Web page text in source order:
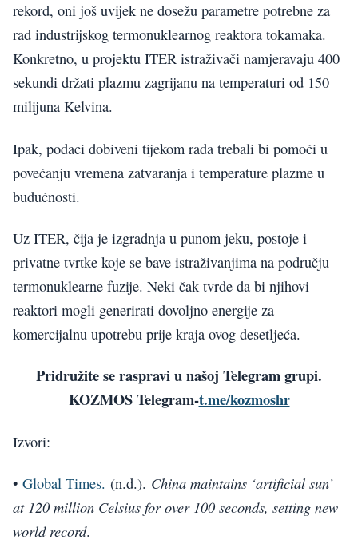
rekord, oni još uvijek ne dosežu parametre potrebne za
rad industrijskog termonuklearnog reaktora tokamaka.
Konkretno, u projektu ITER istraživači namjeravaju 400
sekundi držati plazmu zagrijanu na temperaturi od 150
milijuna Kelvina.
Ipak, podaci dobiveni tijekom rada trebali bi pomoći u
povećanju vremena zatvaranja i temperature plazme u
budućnosti.
Uz ITER, čija je izgradnja u punom jeku, postoje i
privatne tvrtke koje se bave istraživanjima na području
termonuklearne fuzije. Neki čak tvrde da bi njihovi
reaktori mogli generirati dovoljno energije za
komercijalnu upotrebu prije kraja ovog desetljeća.
Pridružite se raspravi u našoj Telegram grupi.
KOZMOS Telegram-t.me/kozmoshr
Izvori:
• Global Times. (n.d.). China maintains ‘artificial sun’
at 120 million Celsius for over 100 seconds, setting new
world record.